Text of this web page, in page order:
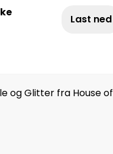
Last ned
og Glitter fra House of